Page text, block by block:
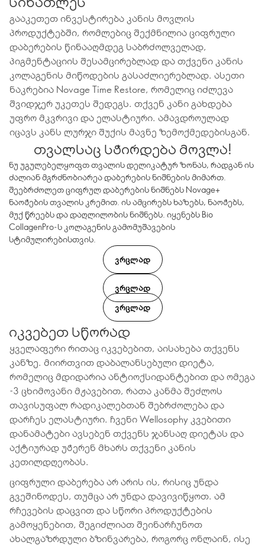
გააკეთეთ ინვესტირება კანის მოვლის
პროდუქტებში, რომლებიც შექმნილია ციფრული
დაბერების წინააღმდეგ საბრძოლველად,
პიგმენტაციის შესამცირებლად და თქვენი კანის
კოლაგენის მიწოდების გასაძლიერებლად. ასეთი
ნაკრებია Novage Time Restore, რომელიც იძლევა
შვიდჯერ უკეთეს შედეგს. თქვენ კანი გახდება
უფრო მკვრივი და ელასტიური. ამავდროულად
იცავს კანს ლურჯი შუქის მავნე ზემოქმედებისგან.
თვალსაც სჭირდება მოვლა!
ნუ უგულებელყოფთ თვალის დელიკატურ ზონას, რადგან ის
ძალიან მგრძნობიარეა დაბერების ნიშნების მიმართ.
შეებრძოლეთ ციფრულ დაბერების ნიშნებს Novage+
ნაოჭების თვალის კრემით. ის ამცირებს ხაზებს, ნაოჭებს,
მუქ წრეებს და დაღლილობის ნიშნებს. იყენებს Bio
CollagenPro-ს კოლაგენის გამომუშავების
სტიმულირებისთვის.
ᲕᲠᲪᲚᲐᲓ
ᲕᲠᲪᲚᲐᲓ
ᲕᲠᲪᲚᲐᲓ
იკვებეთ სწორად
ყველაფერი რითაც იკვებებით, აისახება თქვენს
კანზე. მიირთვით დაბალანსებული დიეტა,
რომელიც მდიდარია ანტიოქსიდანტებით და ომეგა
-3 ცხიმოვანი მჟავებით, რათა კანმა შეძლოს
თავისუფალ რადიკალებთან შებრძოლება და
დარჩეს ელასტიური. ჩვენი Wellosophy კვებითი
დანამატები ავსებენ თქვენს ჯანსაღ დიეტას და
აქტიურად უჭერენ მხარს თქვენი კანის
კეთილდღეობას.
ციფრული დაბერება არ არის ის, რისიც უნდა
გვეშინოდეს, თუმცა არ უნდა დავივიწყოთ. ამ
რჩევების დაცვით და სწორი პროდუქტების
გამოყენებით, შეგიძლიათ შეინარჩუნოთ
ახალგაზრდული ბზინვარება, როგორც ონლაინ, ისე